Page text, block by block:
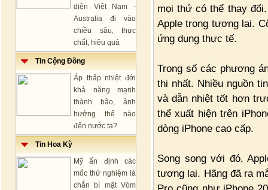
diện Việt Nam -
Australia đi vào
chiều sâu, thực
chất, hiệu quả
Tin Cộng Đồng
Áp thấp nhiệt đới
khả năng mạnh
thành bão, ảnh
hưởng thế nào
đến nước ta?
Tin Hoa Kỳ
Mỹ ấn định các
mốc thử nghiệm lá
chắn bí mật Vòm
mọi thứ có thể thay
Apple trong tương lai.
ứng dụng thực tế.
Trong số các phương
thi nhất. Nhiều nguồn
và dẫn nhiệt tốt hơn
thể xuất hiện trên
dòng iPhone cao cấp.
Song song với đó,
tương lai. Hãng đã ra